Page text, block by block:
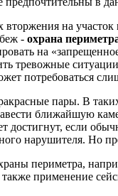
на
- охрана
на
тревожные
потребоваться
пары. В
ближайшую
достигнут, если
нарушителя. Но
периметра,
применение